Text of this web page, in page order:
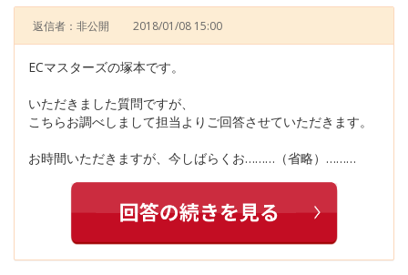
返信者：非公開 2018/01/08 15:00
ECマスターズの塚本です。
いただきました質問ですが、
こちらお調べしまして担当よりご回答させていただきます。
お時間いただきますが、今しばらくお………（省略）………